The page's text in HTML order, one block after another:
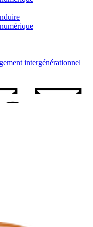
intergénérationnel